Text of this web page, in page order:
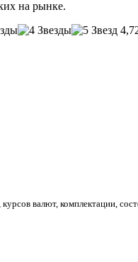
на рынке.
валют, комплектации,